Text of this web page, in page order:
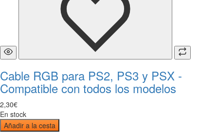
Cable RGB para PS2, PS3 y PSX -
Compatible con todos los modelos
2,30€
En stock
Añadir a la cesta